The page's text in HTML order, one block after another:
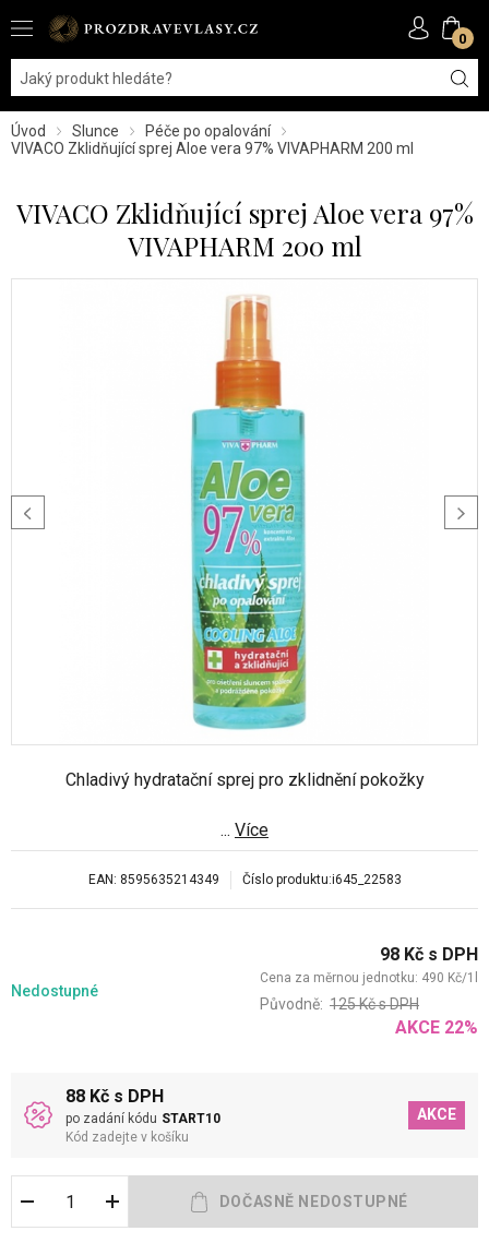
0
Úvod Slunce
Péče po opalování
VIVACO Zklidňující sprej Aloe vera 97% VIVAPHARM 200 ml
VIVACO Zklidňující sprej Aloe vera 97%
VIVAPHARM 200 ml
Chladivý hydratační sprej pro zklidnění pokožky
... Více
EAN: 8595635214349 Číslo produktu:i645_22583
Nedostupné
98 Kč s DPH
Cena za měrnou jednotku: 490 Kč/1
Původně: 125Kčs DPH
AKCE 22%
88 Kč s DPH
po zadání kódu START10
Kód zadejte v košíku
AKCE